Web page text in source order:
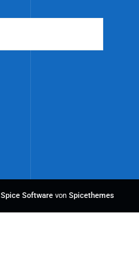
Spice Software von Spicethemes